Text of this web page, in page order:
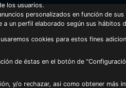
los usuarios.
personalizados en función de
a un perfil elaborado según sus hábitos
cookies para estos fines
de éstas en el botón de
y/o rechazar, asi como obtener más